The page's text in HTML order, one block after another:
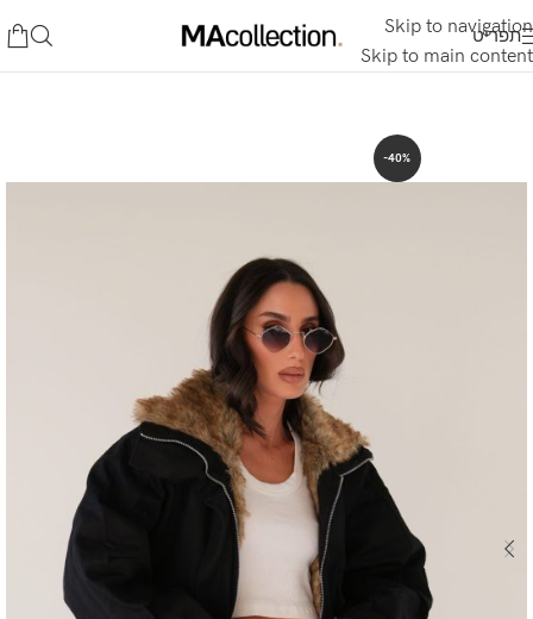
Skip to navigation
Skip to main content
תפריט
-40%